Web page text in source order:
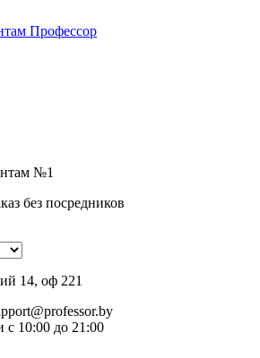
№1
без посредников
14, оф 221
с 10:00 до 21:00